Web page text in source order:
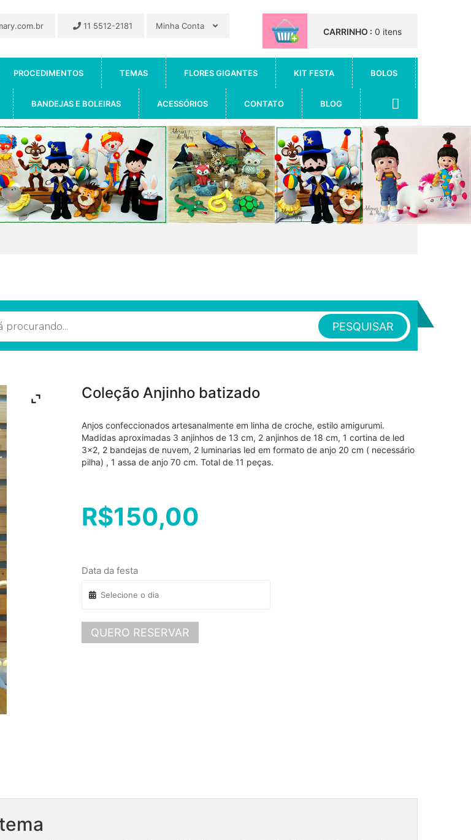
CARRINHO : 0 itens
11 5512-2181 Minha Conta
PROCEDIMENTOS TEMAS FLORES GIGANTES KIT FESTA BOLOS
BANDEJAS E BOLEIRAS ACESSÓRIOS CONTATO BLOG
PESQUISAR
Coleção Anjinho batizado
Anjos confeccionados artesanalmente em linha de croche, estilo amigurumi.
Madidas aproximadas 3 anjinhos de 13 cm, 2 anjinhos de 18 cm, 1 cortina de led
3×2, 2 bandejas de nuvem, 2 luminarias led em formato de anjo 20 cm ( necessário
pilha) , 1 assa de anjo 70 cm. Total de 11 peças.
R$150,00
Data da festa
QUERO RESERVAR